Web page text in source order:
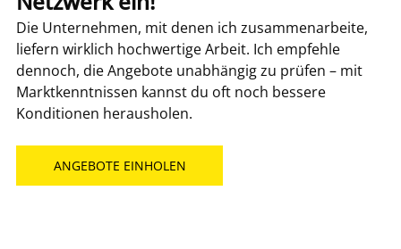
Die Unternehmen, mit denen ich zusammenarbeite,
liefern wirklich hochwertige Arbeit. Ich empfehle
dennoch, die Angebote unabhängig zu prüfen – mit
Marktkenntnissen kannst du oft noch bessere
Konditionen herausholen.
ANGEBOTE EINHOLEN